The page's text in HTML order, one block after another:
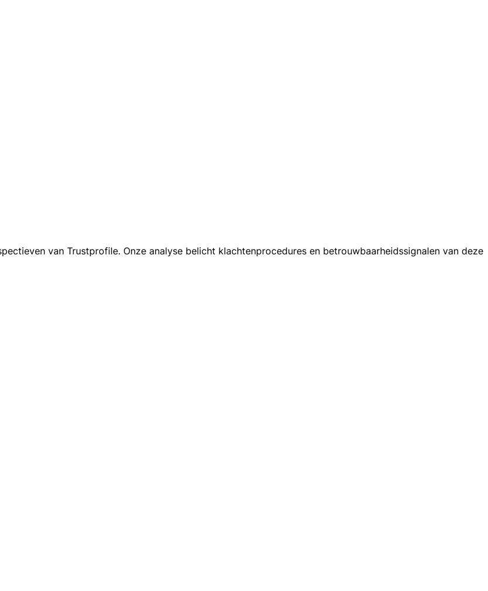
van Trustprofile. Onze analyse belicht klachtenprocedures en betrouwbaarheidssignalen van deze